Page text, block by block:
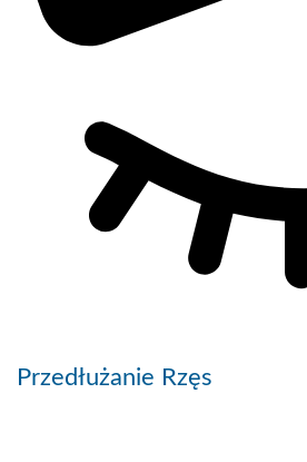
Przedłużanie Rzęs